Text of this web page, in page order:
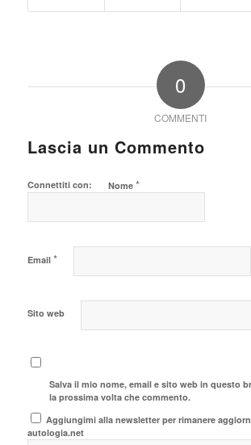
0
COMMENTI
Lascia un Commento
Connettiti con: Nome *
Email *
Sito web
Salva il mio nome, email e sito web in questo
la prossima volta che commento.
Aggiungimi alla newsletter per rimanere
autologia.net